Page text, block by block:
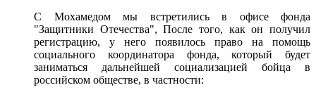
С Мохамедом мы встретились в офисе фонда
"Защитники Отечества", После того, как он получил
регистрацию, у него появилось право на помощь
социального координатора фонда, который будет
заниматься дальнейшей социализацией бойца в
российском обществе, в частности: